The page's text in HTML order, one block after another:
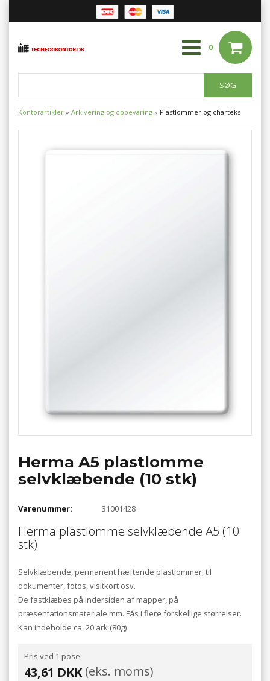
0
Kontorartikler » Arkivering og opbevaring » Plastlommer og charteks
Herma A5 plastlomme
selvklæbende (10 stk)
Varenummer: 31001428
Herma plastlomme selvklæbende A5 (10
stk)
Selvklæbende, permanent hæftende plastlommer, til
dokumenter, fotos, visitkort osv.
De fastklæbes på indersiden af mapper, på
præsentationsmateriale mm. Fås i flere forskellige størrelser.
Kan indeholde ca. 20 ark (80g)
Pris ved 1 pose
43,61 DKK(eks. moms)